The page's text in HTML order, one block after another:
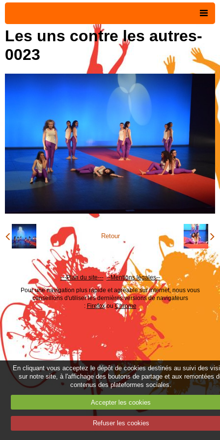
Accueil
Les cours de danse
Vidéos
Les uns contre les autres-
0023
Retour
---Plan du site--- --Mentions légales--
Pour une navigation plus rapide et agréable sur internet, nous vous
conseillons d'utiliser les dernières versions de navigateurs
: FirefoxouChrome
En cliquant vous acceptez le dépôt de cookies destinés au suivi des
sur notre site, à l'affichage des boutons de partage et aux remontées
contenus des plateformes sociales.
Accepter les cookies
Refuser les cookies